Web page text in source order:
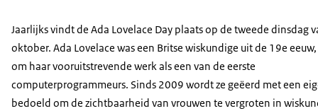
Jaarlijks vindt de Ada Lovelace Day plaats op de tweede dinsdag
oktober. Ada Lovelace was een Britse wiskundige uit de 19e
om haar vooruitstrevende werk als een van de eerste
computerprogrammeurs. Sinds 2009 wordt ze geëerd met een
bedoeld om de zichtbaarheid van vrouwen te vergroten in